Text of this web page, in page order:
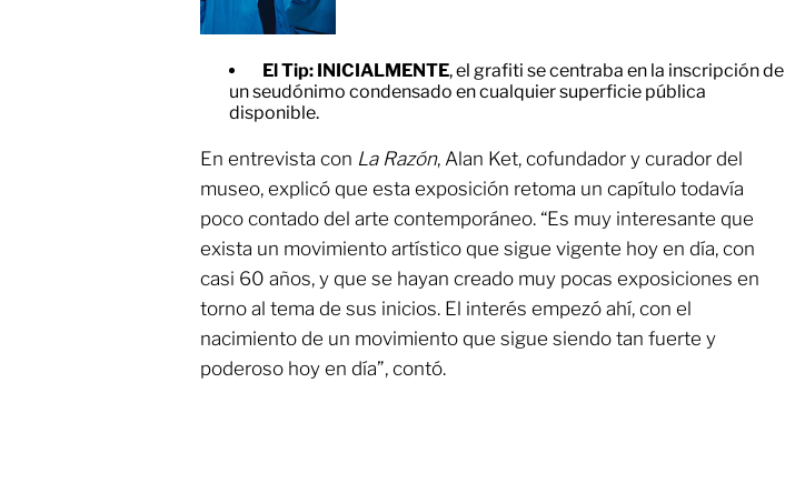
El Tip: INICIALMENTE, el grafiti se centraba en la inscripción de
un seudónimo condensado en cualquier superficie pública
disponible.
En entrevista con La Razón, Alan Ket, cofundador y curador del
museo, explicó que esta exposición retoma un capítulo todavía
poco contado del arte contemporáneo. “Es muy interesante que
exista un movimiento artístico que sigue vigente hoy en día, con
casi 60 años, y que se hayan creado muy pocas exposiciones en
torno al tema de sus inicios. El interés empezó ahí, con el
nacimiento de un movimiento que sigue siendo tan fuerte y
poderoso hoy en día”, contó.